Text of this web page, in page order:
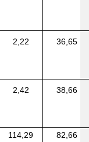
2,22 36,65
2,42 38,66
114,29 82,66